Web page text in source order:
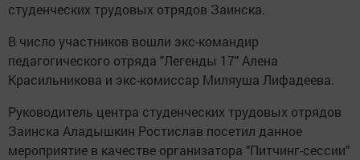
студенческих трудовых отрядов Заинска.
В число участников вошли экс-командир
педагогического отряда "Легенды 17" Алена
Красильникова и экс-комиссар Миляуша Лифадеева.
Руководитель центра студенческих трудовых отрядов
Заинска Аладышкин Ростислав посетил данное
мероприятие в качестве организатора "Питчинг-сессии"